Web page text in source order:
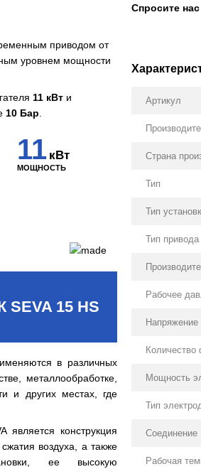
приводом от
уровнем мощности
11 кВт и
10 Бар
11 кВт
МОЩНОСТЬ
SEVA 15 HS
в различных
металлообработке,
и других местах, где
конструкция
воздуха, а также
ее высокую
Спросите
Артикул
Страна
Тип
Тип
Тип привода
Рабочее
Напряжение
Количество
Мощность
Тип
Соединение
Рабочая